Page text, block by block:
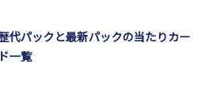
代パックと最新パックの当たりカー
ド一覧